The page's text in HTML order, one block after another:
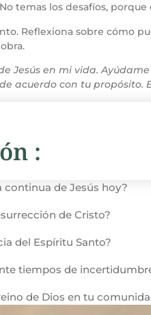
temas los desafíos,
Reflexiona sobre cómo
Jesús en mi vida.
acuerdo con tu propósito.
:
continua de Jesús hoy?
de Cristo?
del Espíritu Santo?
tiempos de
de Dios en tu